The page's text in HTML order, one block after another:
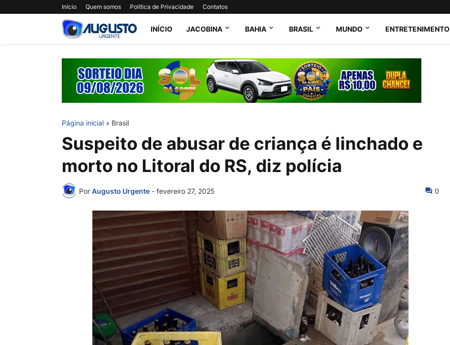
Início Quem somos Política de Privacidade Contatos
INÍCIO JACOBINA BAHIA BRASIL MUNDO ENTRETENIMENTO
Página inicial Brasil
Suspeito de abusar de criança é linchado e
morto no Litoral do RS, diz polícia
Por Augusto Urgente - fevereiro 27, 2025 0